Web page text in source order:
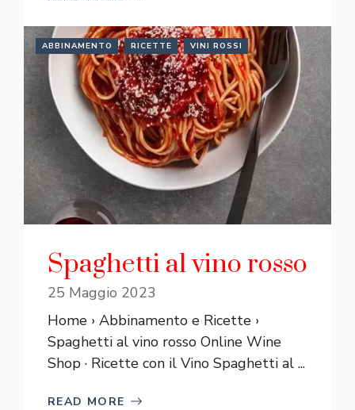
ABBINAMENTO RICETTE VINI ROSSI
Spaghetti al vino rosso
25 Maggio 2023
Home › Abbinamento e Ricette ›
Spaghetti al vino rosso Online Wine
Shop · Ricette con il Vino Spaghetti al ...
READ MORE